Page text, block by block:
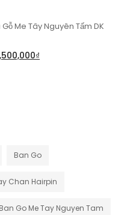
Me Tây Nguyên Tấm DK
₫
Ban Go
Chan Hairpin
Ban Go Me Tay Nguyen Tam